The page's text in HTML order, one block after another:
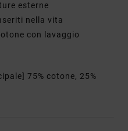
esterne
nella vita
con lavaggio
75% cotone, 25%